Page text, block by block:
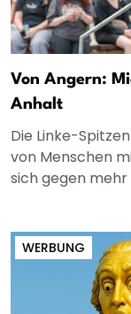
Von Angern:
Anhalt
Die Linke-
von Menschen
sich gegen mehr
WERBUNG